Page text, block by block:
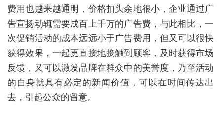
费用也越来越通明，价格扣头余地很小，企业通过广
告宣扬动辄需要成百上千万的广告费，与此相比，一
次促销活动的成本远远小于广告费用，但又可以很快
获得效果，一起更直接地接触到顾客，及时获得市场
反馈，又可以激发品牌在群众中的美誉度，乃至活动
的自身就具有必定的新闻价值，可以在时间传达出
去，引起公众的留意。